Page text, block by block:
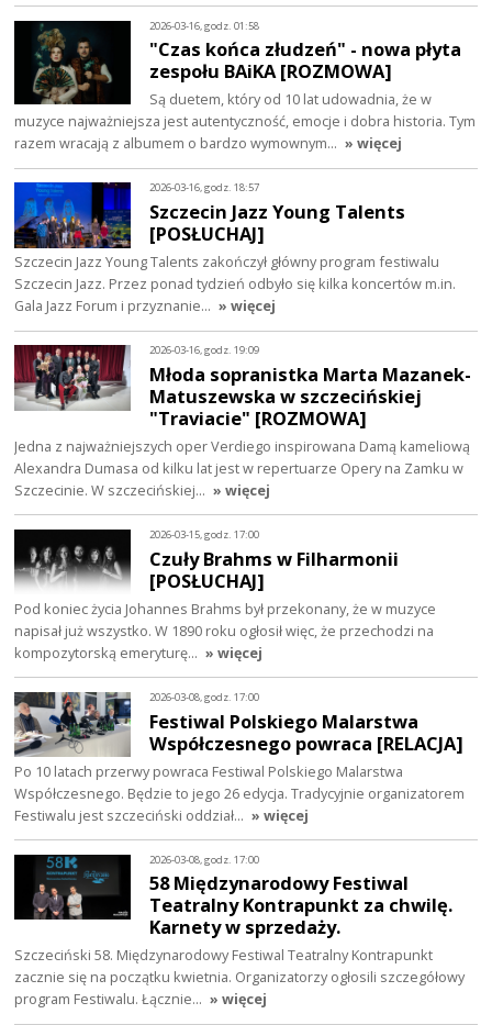
2026-03-16, godz. 01:58
"Czas końca złudzeń" - nowa płyta
zespołu BAiKA [ROZMOWA]
Są duetem, który od 10 lat udowadnia, że w
muzyce najważniejsza jest autentyczność, emocje i dobra historia. Tym
razem wracają z albumem o bardzo wymownym… » więcej
2026-03-16, godz. 18:57
Szczecin Jazz Young Talents
[POSŁUCHAJ]
Szczecin Jazz Young Talents zakończył główny program festiwalu
Szczecin Jazz. Przez ponad tydzień odbyło się kilka koncertów m.in.
Gala Jazz Forum i przyznanie… » więcej
2026-03-16, godz. 19:09
Młoda sopranistka Marta Mazanek-
Matuszewska w szczecińskiej
"Traviacie" [ROZMOWA]
Jedna z najważniejszych oper Verdiego inspirowana Damą kameliową
Alexandra Dumasa od kilku lat jest w repertuarze Opery na Zamku w
Szczecinie. W szczecińskiej… » więcej
2026-03-15, godz. 17:00
Czuły Brahms w Filharmonii
[POSŁUCHAJ]
Pod koniec życia Johannes Brahms był przekonany, że w muzyce
napisał już wszystko. W 1890 roku ogłosił więc, że przechodzi na
kompozytorską emeryturę… » więcej
2026-03-08, godz. 17:00
Festiwal Polskiego Malarstwa
Współczesnego powraca [RELACJA]
Po 10 latach przerwy powraca Festiwal Polskiego Malarstwa
Współczesnego. Będzie to jego 26 edycja. Tradycyjnie organizatorem
Festiwalu jest szczeciński oddział… » więcej
2026-03-08, godz. 17:00
58 Międzynarodowy Festiwal
Teatralny Kontrapunkt za chwilę.
Karnety w sprzedaży.
Szczeciński 58. Międzynarodowy Festiwal Teatralny Kontrapunkt
zacznie się na początku kwietnia. Organizatorzy ogłosili szczegółowy
program Festiwalu. Łącznie… » więcej